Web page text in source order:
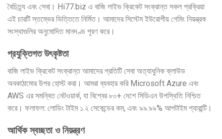
বৈচিত্র্য এবং সেবা। Hi77.biz এ বাজি লাইভ ক্রিকেট সংক্রান্ত সকল প্রক্রিয়া
এই চারটি স্তম্ভের ভিত্তিতে নির্মিত। আমাদের সিস্টেম ইউরোপীয় গেমিং নিয়ন্ত্রক
সংস্থাগুলির অনুমোদিত মানদণ্ড পূরণ করে।
প্রযুক্তিগত উৎকৃষ্টতা
বাজি লাইভ ক্রিকেট সংক্রান্ত আমাদের প্রতিটি সেবা অত্যাধুনিক ক্লাউড
অবকাঠামোর উপর হোস্ট করা। আমরা ব্যবহার করি Microsoft Azure এবং
AWS এর সমন্বিত নেটওয়ার্ক, যা বিশ্বের ৮০+ দেশে সিডিএন উপস্থিতি নিশ্চিত
করে। ফলাফল: লোডিং টাইম ১.২ সেকেন্ডের কম, এবং ৯৯.৯৯% আপটাইম গ্যারান্টি।
আর্থিক স্বচ্ছতা ও নিয়ন্ত্রণ